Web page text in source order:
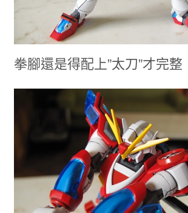
拳腳還是得配上”太刀”才完整